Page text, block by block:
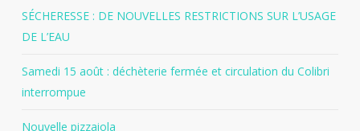
SÉCHERESSE : DE NOUVELLES RESTRICTIONS SUR L’USAGE
DE L’EAU
Samedi 15 août : déchèterie fermée et circulation du Colibri
interrompue
Nouvelle pizzaiola